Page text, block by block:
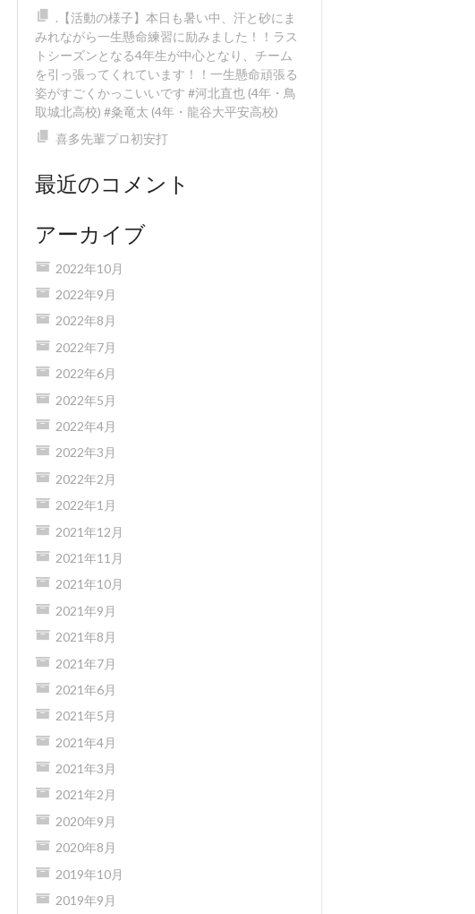
.【活動の様子】本日も暑い中、汗と砂にま
みれながら一生懸命練習に励みました！！️ラス
トシーズンとなる4年生が中心となり、チーム
を引っ張ってくれています！！一生懸命頑張る
姿がすごくかっこいいです #河北直也 (4年・鳥
取城北高校) #粂竜太 (4年・龍谷大平安高校)
喜多先輩プロ初安打
最近のコメント
アーカイブ
2022年10月
2022年9月
2022年8月
2022年7月
2022年6月
2022年5月
2022年4月
2022年3月
2022年2月
2022年1月
2021年12月
2021年11月
2021年10月
2021年9月
2021年8月
2021年7月
2021年6月
2021年5月
2021年4月
2021年3月
2021年2月
2020年9月
2020年8月
2019年10月
2019年9月